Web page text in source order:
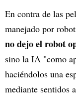
En contra de las
manejado por
no dejo el robot
sino la IA "como
haciéndolos una
mediante sentidos